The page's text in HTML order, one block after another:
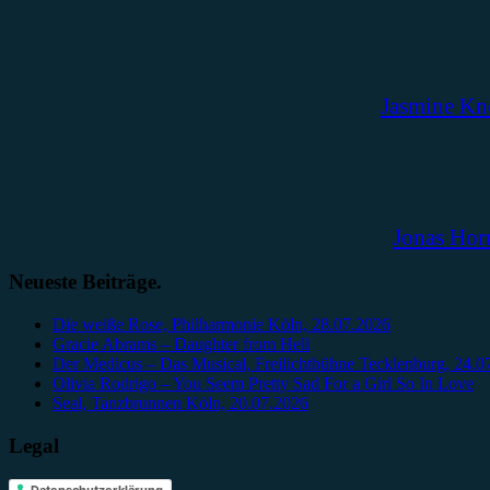
Jasmine
Jonas
Neueste Beiträge.
Die weiße Rose, Philharmonie Köln, 28.07.2026
Gracie Abrams – Daughter from Hell
Der Medicus – Das Musical, Freilichtbühne Tecklenburg,
Olivia Rodrigo – You Seem Pretty Sad For a Girl So In Love
Seal, Tanzbrunnen Köln, 20.07.2026
Legal